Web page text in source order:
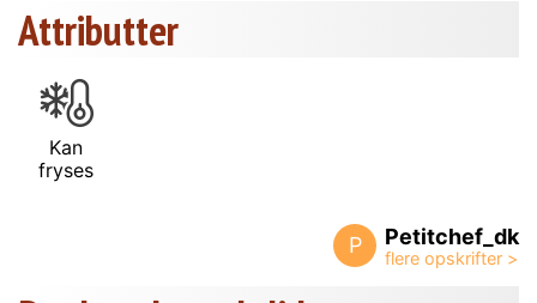
Attributter
Kan
fryses
P Petitchef_dk